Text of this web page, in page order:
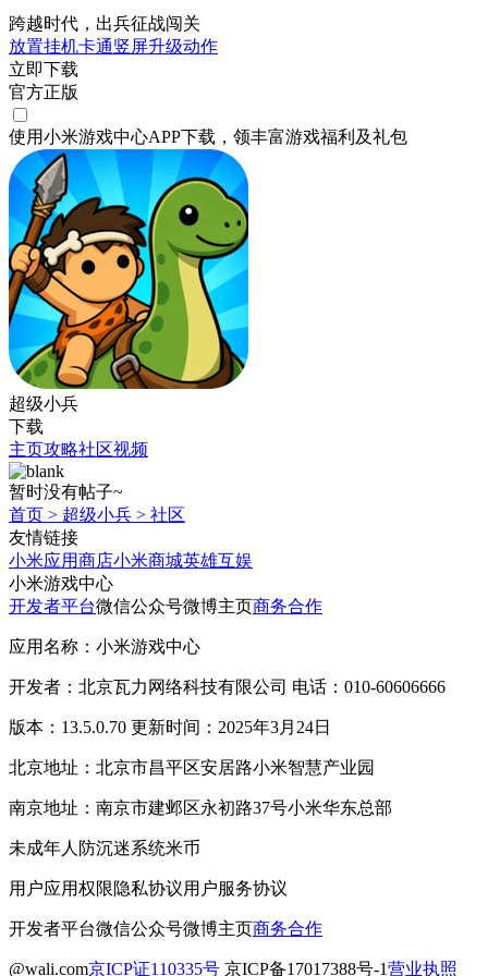
跨越时代，出兵征战闯关
放置挂机卡通竖屏升级动作
立即下载
官方正版
使用小米游戏中心APP下载 ，领丰富游戏福利 及礼包
超级小兵
下载
主页攻略社区视频
暂时没有帖子~
首页 > 超级小兵 > 社区
友情链接
小米应用商店小米商城英雄互娱
小米游戏中心
开发者平台微信公众号微博主页商务合作
应用名称：小米游戏中心
开发者：北京瓦力网络科技有限公司 电话：010-60606666
版本：13.5.0.70 更新时间：2025年3月24日
北京地址：北京市昌平区安居路小米智慧产业园
南京地址：南京市建邺区永初路37号小米华东总部
未成年人防沉迷系统米币
用户应用权限隐私协议用户服务协议
开发者平台微信公众号微博主页商务合作
@wali.com京ICP证110335号 京ICP备17017388号-1营业执照